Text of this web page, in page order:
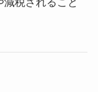
税されること